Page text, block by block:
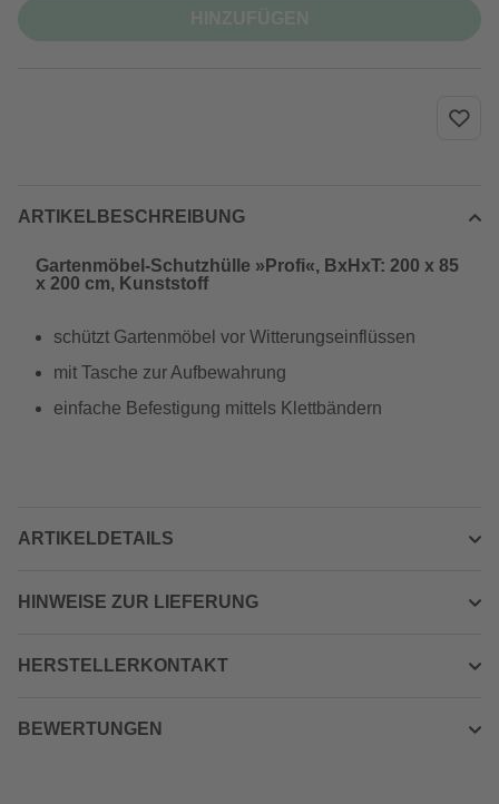
ARTIKELBESCHREIBUNG
Gartenmöbel-Schutzhülle »Profi«, BxHxT: 200 x 85
x 200 cm, Kunststoff
schützt Gartenmöbel vor Witterungseinflüssen
mit Tasche zur Aufbewahrung
einfache Befestigung mittels Klettbändern
ARTIKELDETAILS
HINWEISE ZUR LIEFERUNG
HERSTELLERKONTAKT
BEWERTUNGEN